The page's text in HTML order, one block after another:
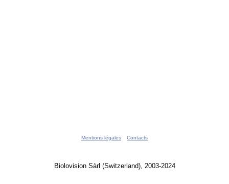
Mentions légales Contacts
Biolovision Sàrl (Switzerland), 2003-2024